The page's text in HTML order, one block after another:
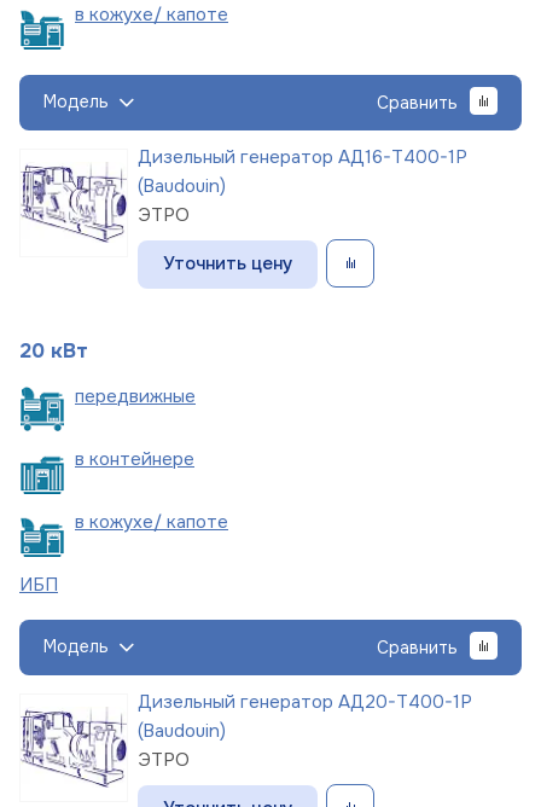
в кожухе/ капоте
Модель Сравнить
Дизельный генератор АД16-Т400-1Р
(Baudouin)
ЭТРО
Уточнить цену
20 кВт
передвижные
в контейнере
в кожухе/ капоте
ИБП
Модель Сравнить
Дизельный генератор АД20-Т400-1Р
(Baudouin)
ЭТРО